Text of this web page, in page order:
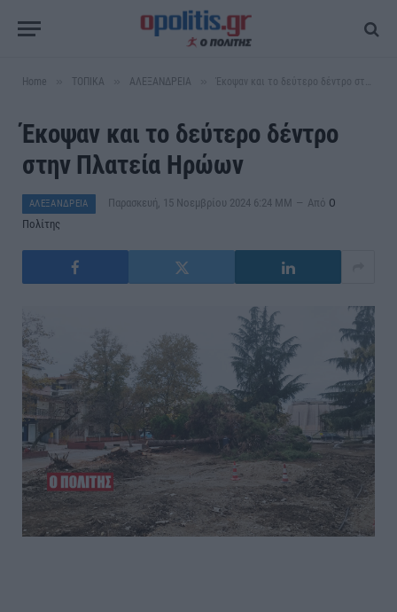
Home ΤΟΠΙΚΑ ΑΛΕΞΑΝΔΡΕΙΑ Έκοψαν και το δεύτερο δέντρο στην Πλατεία Ηρώων
Έκοψαν και το δεύτερο δέντρο
στην Πλατεία Ηρώων
ΑΛΕΞΑΝΔΡΕΙΑ Παρασκευή, 15 Νοεμβρίου 2024 6:24 ΜΜ Από Ο
Πολίτης